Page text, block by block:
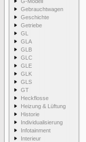
Gebrauchtwagen
Geschichte
Getriebe
GL
GLA
GLB
GLC
GLE
GLK
GLS
GT
Heckflosse
Heizung & Lüftung
Historie
Individualisierung
Infotainment
Interieur